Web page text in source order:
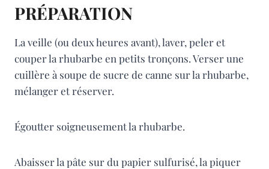
PRÉPARATION
La veille (ou deux heures avant), laver, peler et
couper la rhubarbe en petits tronçons. Verser une
cuillère à soupe de sucre de canne sur la rhubarbe,
mélanger et réserver.
Égoutter soigneusement la rhubarbe.
Abaisser la pâte sur du papier sulfurisé, la piquer